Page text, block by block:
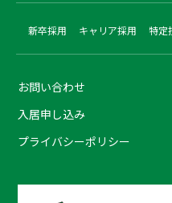
新卒採用 キャリア採用 特定
お問い合わせ
入居申し込み
プライバシーポリシー